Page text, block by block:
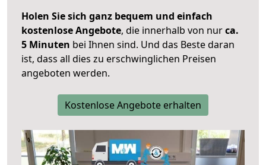
Holen Sie sich ganz bequem und einfach
kostenlose Angebote, die innerhalb von nurca.
5 Minuten bei Ihnen sind. Und das Beste daran
ist, dass all dies zu erschwinglichen Preisen
angeboten werden.
Kostenlose Angebote erhalten